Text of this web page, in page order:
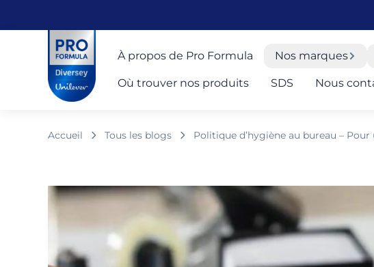
Pro Formula
À propos de Pro Formula
Nos marques
Où trouver nos produits SDS Nous
Accueil Tous les blogs Politique d’hygiène au bureau –